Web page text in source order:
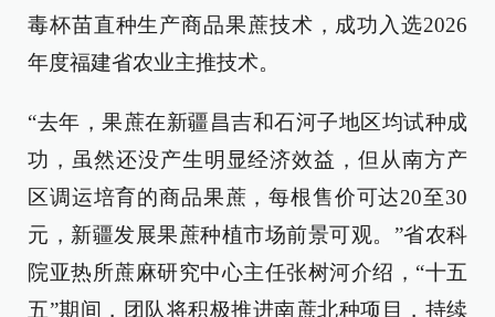
毒杯苗直种生产商品果蔗技术，成功入选2026
年度福建省农业主推技术。
“去年，果蔗在新疆昌吉和石河子地区均试种成
功，虽然还没产生明显经济效益，但从南方产
区调运培育的商品果蔗，每根售价可达20至30
元，新疆发展果蔗种植市场前景可观。”省农科
院亚热所蔗麻研究中心主任张树河介绍，“十五
五”期间，团队将积极推进南蔗北种项目，持续